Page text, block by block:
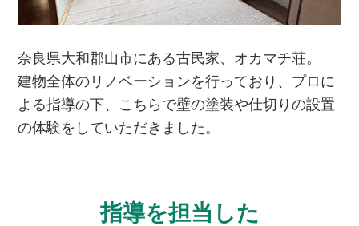
奈良県大和郡山市にある古民家、オカマチ荘。
建物全体のリノベーションを行っており、プロに
よる指導の下、こちらで壁の塗装や仕切りの設置
の体験をしていただきました。
指導を担当した